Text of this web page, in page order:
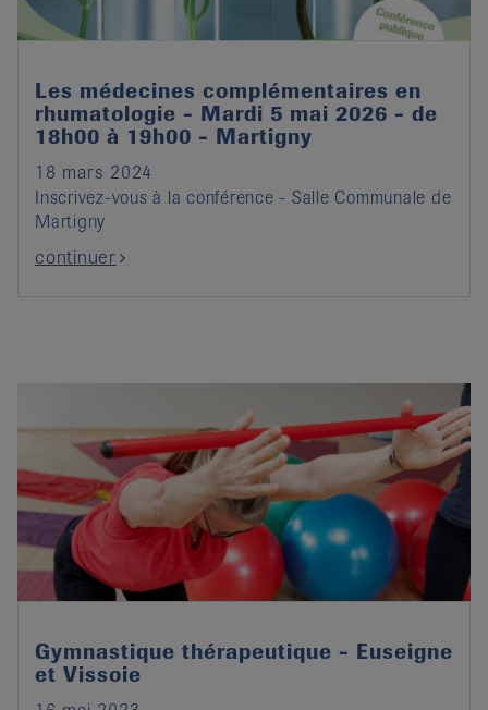
Les médecines complémentaires en
rhumatologie - Mardi 5 mai 2026 - de
18h00 à 19h00 - Martigny
18 mars 2024
Inscrivez-vous à la conférence - Salle Communale de
Martigny
continuer
Gymnastique thérapeutique - Euseigne
et Vissoie